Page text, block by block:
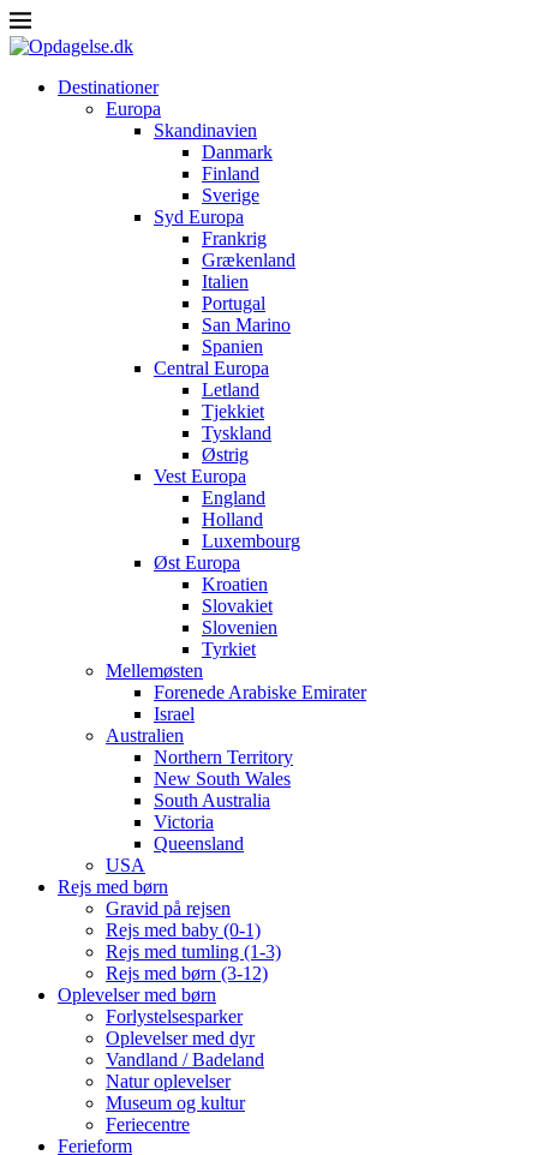
Destinationer
Europa
Skandinavien
Danmark
Finland
Sverige
Syd Europa
Frankrig
Grækenland
Italien
Portugal
San Marino
Spanien
Central Europa
Letland
Tjekkiet
Tyskland
Østrig
Vest Europa
England
Holland
Luxembourg
Øst Europa
Kroatien
Slovakiet
Slovenien
Tyrkiet
Mellemøsten
Forenede Arabiske Emirater
Israel
Australien
Northern Territory
New South Wales
South Australia
Victoria
Queensland
USA
Rejs med børn
Gravid på rejsen
Rejs med baby (0-1)
Rejs med tumling (1-3)
Rejs med børn (3-12)
Oplevelser med børn
Forlystelsesparker
Oplevelser med dyr
Vandland / Badeland
Natur oplevelser
Museum og kultur
Feriecentre
Ferieform